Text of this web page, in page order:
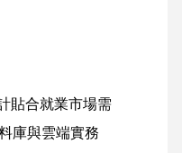
貼合就業市場需
庫與雲端實務